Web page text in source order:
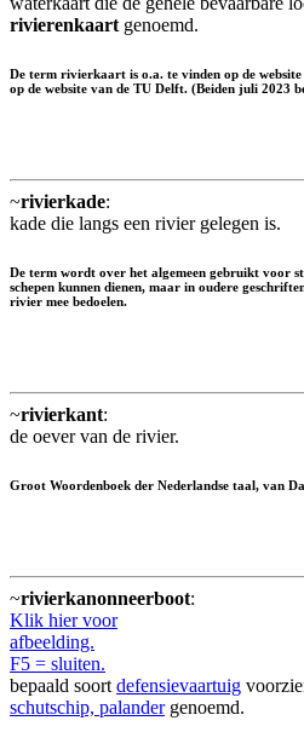
rivierenkaart genoemd.
De term rivierkaart is o.a. te vinden op de
op de website van de TU Delft. (Beiden juli 2023
~rivierkade:
kade die langs een rivier gelegen is.
De term wordt over het algemeen gebruikt voor
schepen kunnen dienen, maar in oudere
rivier mee bedoelen.
~rivierkant:
de oever van de rivier.
Groot Woordenboek der Nederlandse taal, van
~rivierkanonneerboot:
Klik hier voor
afbeelding.
F5 = sluiten.
bepaald soort defensievaartuig
schutschip, palandergenoemd.